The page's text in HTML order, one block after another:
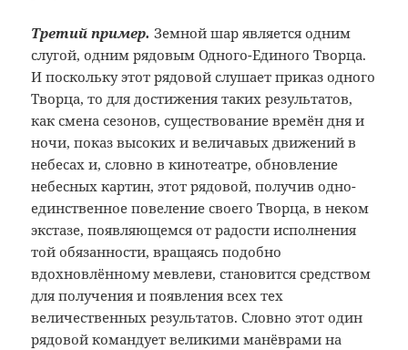
Третий пример. Земной шар является одним
слугой, одним рядовым Одного-Единого Творца.
И поскольку этот рядовой слушает приказ одного
Творца, то для достижения таких результатов,
как смена сезонов, существование времён дня и
ночи, показ высоких и величавых движений в
небесах и, словно в кинотеатре, обновление
небесных картин, этот рядовой, получив одно-
единственное повеление своего Творца, в неком
экстазе, появляющемся от радости исполнения
той обязанности, вращаясь подобно
вдохновлённому мевлеви, становится средством
для получения и появления всех тех
величественных результатов. Словно этот один
рядовой командует великими манёврами на